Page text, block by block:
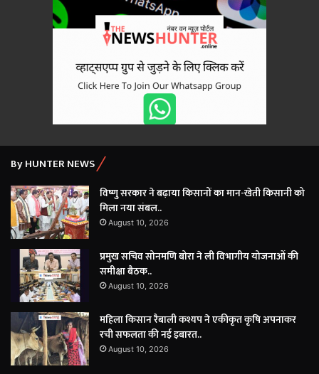
By HUNTER NEWS
विष्णु सरकार ने बढ़ाया किसानों का मान-खेती किसानी को
मिला नया संबल..
August 10, 2026
प्रमुख सचिव सोनमणि बोरा ने ली विभागीय योजनाओं की
समीक्षा बैठक..
August 10, 2026
महिला किसान रैबाली कश्यप ने एकीकृत कृषि अपनाकर
रची सफलता की नई इबारत..
August 10, 2026